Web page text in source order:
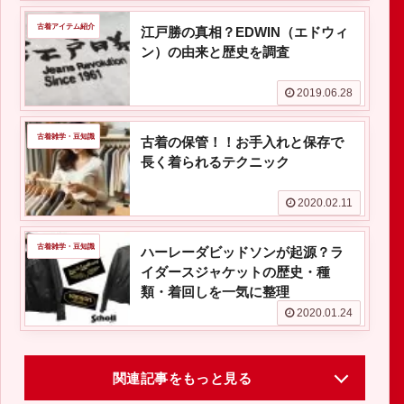
古着アイテム紹介
江戸勝の真相？EDWIN（エドウィ
ン）の由来と歴史を調査
2019.06.28
古着雑学・豆知識
古着の保管！！お手入れと保存で
長く着られるテクニック
2020.02.11
古着雑学・豆知識
ハーレーダビッドソンが起源？ラ
イダースジャケットの歴史・種
類・着回しを一気に整理
2020.01.24
関連記事をもっと見る